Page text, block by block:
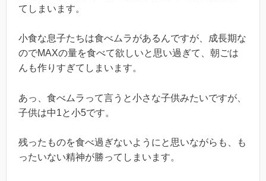
てしまいます。
小食な息子たちは食べムラがあるんですが、成長期な
のでMAXの量を食べて欲しいと思い過ぎて、朝ごは
んも作りすぎてしまいます。
あっ、食べムラって言うと小さな子供みたいですが、
子供は中1と小5です。
残ったものを食べ過ぎないようにと思いながらも、も
ったいない精神が勝ってしまいます。